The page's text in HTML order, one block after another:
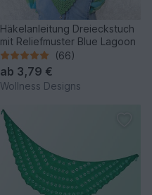
Häkelanleitung Dreieckstuch
mit Reliefmuster Blue Lagoon
(66)
ab 3,79 €
Wollness Designs